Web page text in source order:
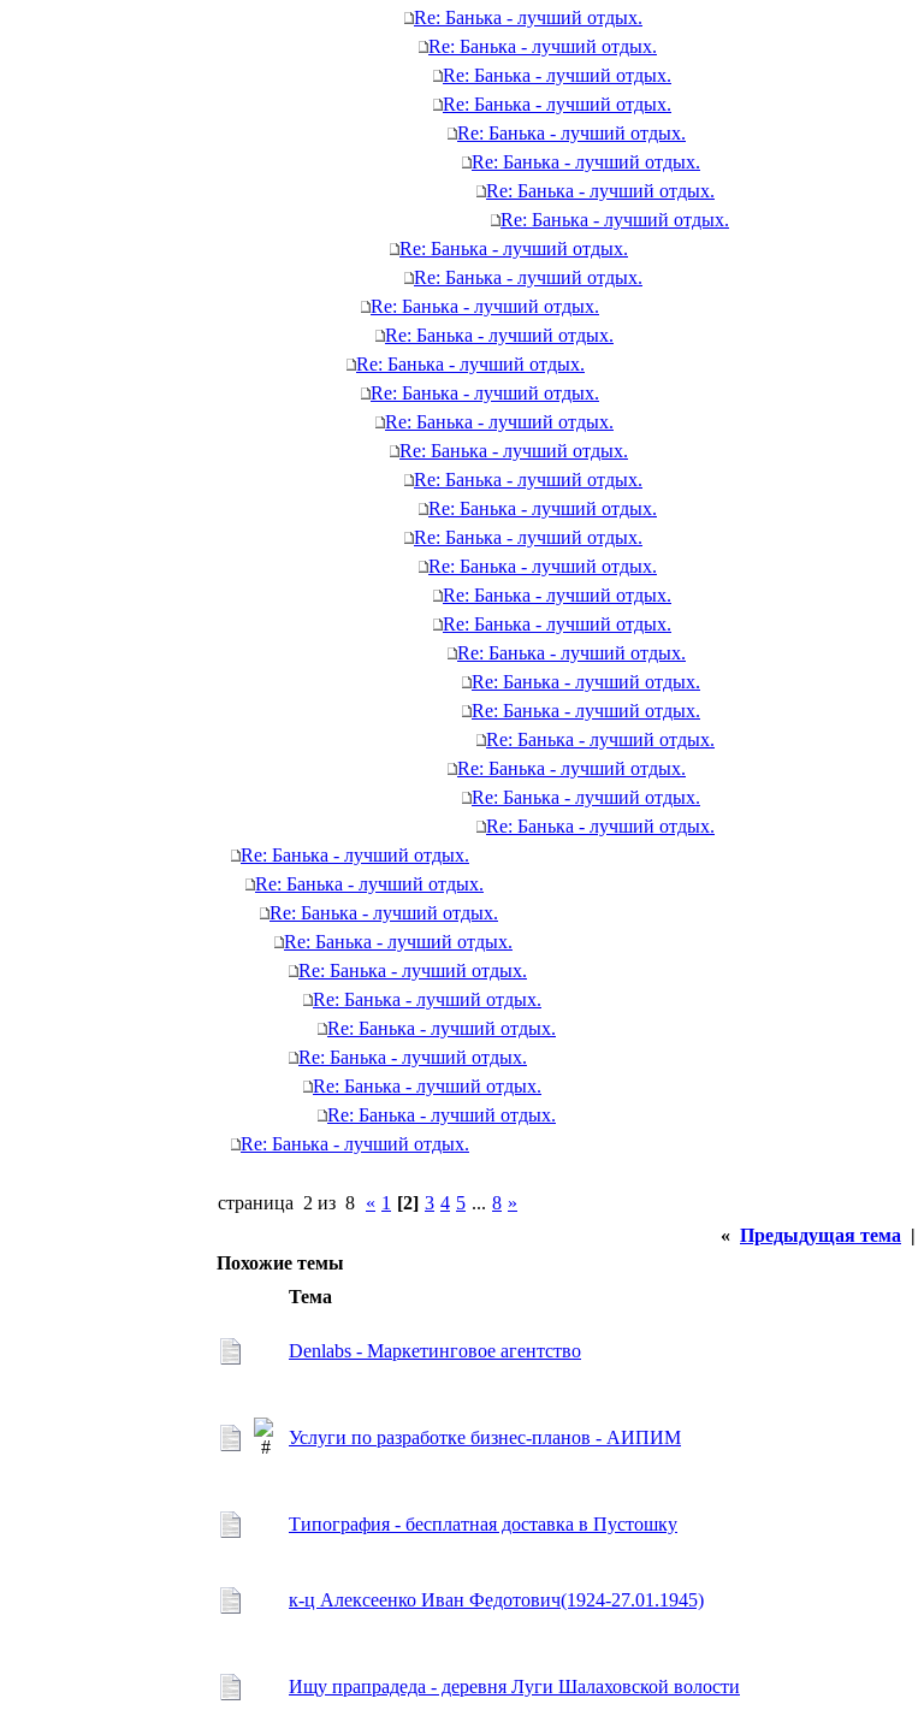
Re: Банька - лучший отдых.
Re: Банька - лучший отдых.
Re: Банька - лучший отдых.
Re: Банька - лучший отдых.
Re: Банька - лучший отдых.
Re: Банька - лучший отдых.
Re: Банька - лучший отдых.
Re: Банька - лучший отдых.
Re: Банька - лучший отдых.
Re: Банька - лучший отдых.
Re: Банька - лучший отдых.
Re: Банька - лучший отдых.
Re: Банька - лучший отдых.
Re: Банька - лучший отдых.
Re: Банька - лучший отдых.
Re: Банька - лучший отдых.
Re: Банька - лучший отдых.
Re: Банька - лучший отдых.
Re: Банька - лучший отдых.
Re: Банька - лучший отдых.
Re: Банька - лучший отдых.
Re: Банька - лучший отдых.
Re: Банька - лучший отдых.
Re: Банька - лучший отдых.
Re: Банька - лучший отдых.
Re: Банька - лучший отдых.
Re: Банька - лучший отдых.
Re: Банька - лучший отдых.
Re: Банька - лучший отдых.
Re: Банька - лучший отдых.
Re: Банька - лучший отдых.
Re: Банька - лучший отдых.
Re: Банька - лучший отдых.
Re: Банька - лучший отдых.
Re: Банька - лучший отдых.
Re: Банька - лучший отдых.
Re: Банька - лучший отдых.
Re: Банька - лучший отдых.
Re: Банька - лучший отдых.
Re: Банька - лучший отдых.
страница 2 из 8 « 1 [2] 3 4 5 ... 8 »
« Предыдущая тема |
Похожие темы
Тема
Denlabs - Маркетинговое агентство
Услуги по разработке бизнес-планов - АИПИМ
Типография - бесплатная доставка в Пустошку
к-ц Алексеенко Иван Федотович(1924-27.01.1945)
Ищу прапрадеда - деревня Луги Шалаховской волости